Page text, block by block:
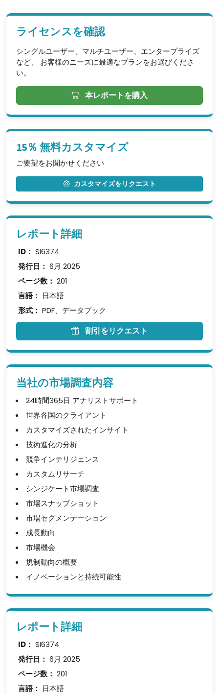
ライセンスを確認
シングルユーザー、マルチユーザー、エンタープライズ
など、 お客様のニーズに最適なプランをお選びくださ
い。
本レポートを購入
15％ 無料カスタマイズ
ご要望をお聞かせください
カスタマイズをリクエスト
レポート詳細
ID： SI6374
発行日： 6月 2025
ページ数： 201
言語： 日本語
形式： PDF、データブック
割引をリクエスト
当社の市場調査内容
24時間365日 アナリストサポート
世界各国のクライアント
カスタマイズされたインサイト
技術進化の分析
競争インテリジェンス
カスタムリサーチ
シンジケート市場調査
市場スナップショット
市場セグメンテーション
成長動向
市場機会
規制動向の概要
イノベーションと持続可能性
レポート詳細
ID： SI6374
発行日： 6月 2025
ページ数： 201
言語： 日本語